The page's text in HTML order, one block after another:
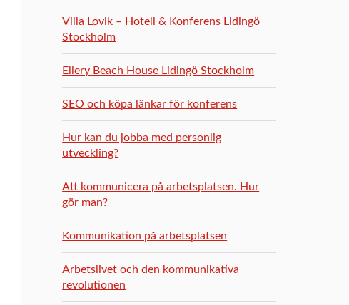
Villa Lovik – Hotell & Konferens Lidingö
Stockholm
Ellery Beach House Lidingö Stockholm
SEO och köpa länkar för konferens
Hur kan du jobba med personlig
utveckling?
Att kommunicera på arbetsplatsen. Hur
gör man?
Kommunikation på arbetsplatsen
Arbetslivet och den kommunikativa
revolutionen